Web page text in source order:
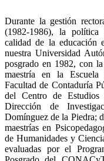
Durante la gestión
(1982-1986), la política
calidad de la educación
nuestra Universidad
posgrado en 1982, con
maestría en la
Facultad de Contaduría
del Centro de
Dirección de
Domínguez de la Piedra;
maestrías en
de Humanidades y
evaluadas por el